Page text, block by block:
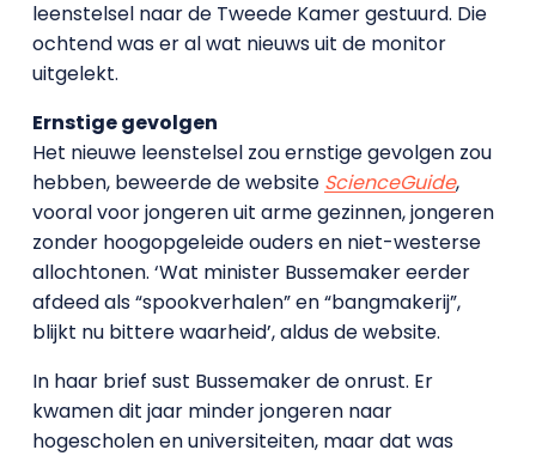
leenstelsel naar de Tweede Kamer gestuurd. Die
ochtend was er al wat nieuws uit de monitor
uitgelekt.
Ernstige gevolgen
Het nieuwe leenstelsel zou ernstige gevolgen zou
hebben, beweerde de website ScienceGuide,
vooral voor jongeren uit arme gezinnen, jongeren
zonder hoogopgeleide ouders en niet-westerse
allochtonen. ‘Wat minister Bussemaker eerder
afdeed als “spookverhalen” en “bangmakerij”,
blijkt nu bittere waarheid’, aldus de website.
In haar brief sust Bussemaker de onrust. Er
kwamen dit jaar minder jongeren naar
hogescholen en universiteiten, maar dat was